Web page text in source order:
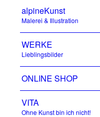
alpineKunst
Malerei & Illustration
WERKE
Lieblingsbilder
ONLINE SHOP
VITA
Ohne Kunst bin ich nicht!